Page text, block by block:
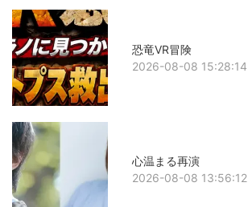
恐竜VR冒険
2026-08-08 15:28:14
心温まる再演
2026-08-08 13:56:12